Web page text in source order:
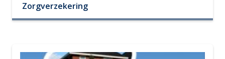
Zorgverzekering